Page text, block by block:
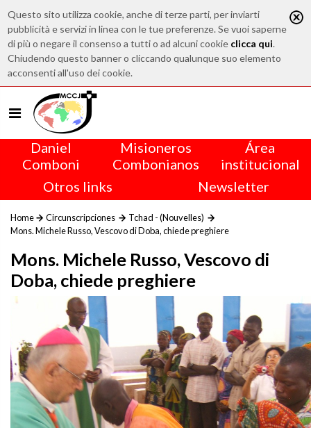
Questo sito utilizza cookie, anche di terze parti, per inviarti
pubblicità e servizi in linea con le tue preferenze. Se vuoi saperne
di più o negare il consenso a tutti o ad alcuni cookie clicca qui.
Chiudendo questo banner o cliccando qualunque suo elemento
acconsenti all'uso dei cookie.
Daniel
Comboni
Misioneros
Combonianos
Área
institucional
Otros links
Newsletter
Home Circunscripciones
Tchad - (Nouvelles)
Mons. Michele Russo, Vescovo di Doba, chiede preghiere
Mons. Michele Russo, Vescovo di
Doba, chiede preghiere